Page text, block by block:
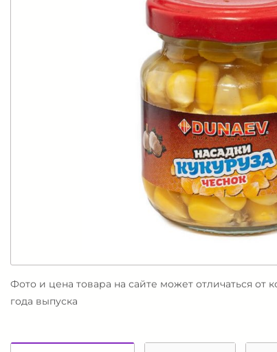
Фото и цена товара на сайте может отличаться от
года выпуска